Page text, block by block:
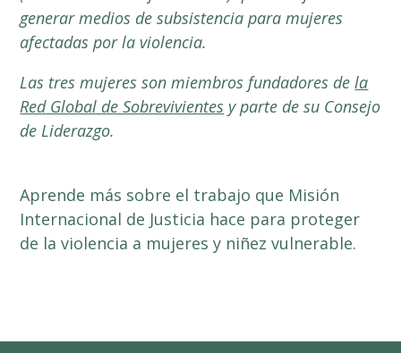
generar medios de subsistencia para mujeres
afectadas por la violencia.
Las tres mujeres son miembros fundadores dela
Red Global de Sobrevivientes y parte de su Consejo
de Liderazgo.
Aprende más sobre el trabajo que Misión
Internacional de Justicia hace para proteger
de la violencia a mujeres y niñez vulnerable.